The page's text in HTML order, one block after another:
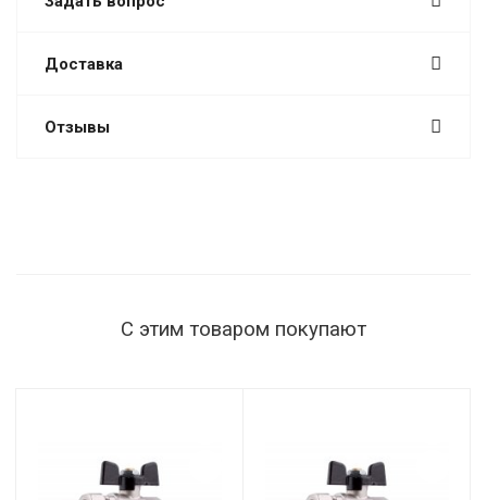
Доставка
Отзывы
С этим товаром покупают